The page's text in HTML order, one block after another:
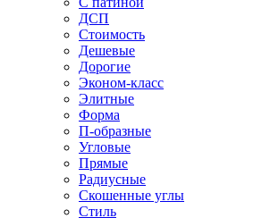
ДСП
Стоимость
Дешевые
Дорогие
Эконом-класс
Элитные
Форма
П-образные
Угловые
Прямые
Радиусные
Скошенные углы
Стиль